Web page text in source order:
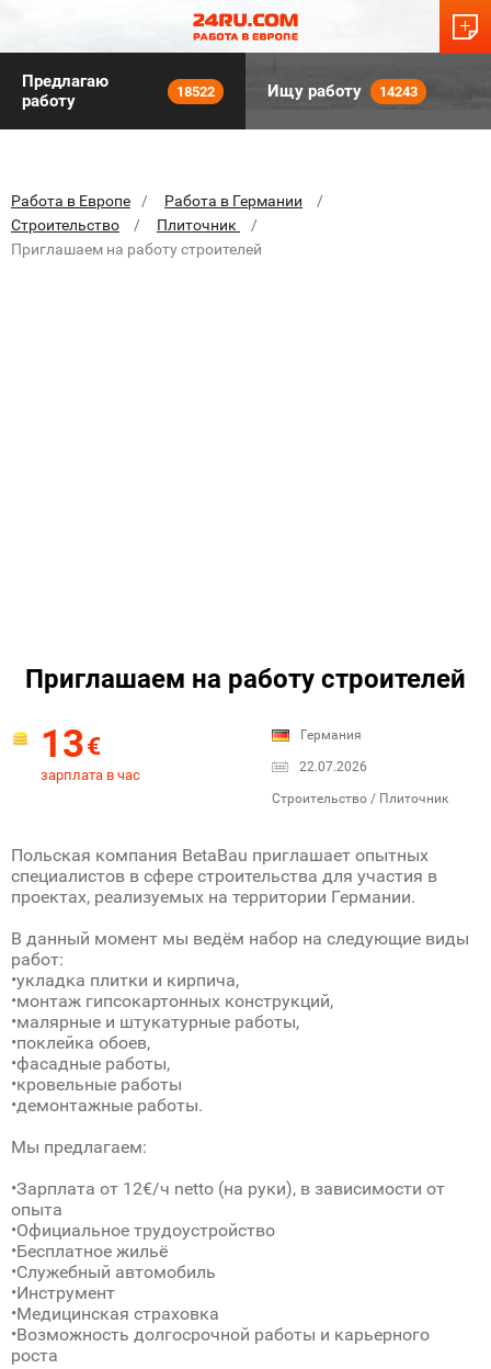
Предлагаю
работу
18522 Ищу работу 14243
Работа в Европе
Работа в Германии
Строительство
Плиточник
Приглашаем на работу строителей
Приглашаем на работу строителей
13€
зарплата в час
Германия
22.07.2026
Строительство / Плиточник
Польская компания BetaBau приглашает опытных
специалистов в сфере строительства для участия в
проектах, реализуемых на территории Германии.
В данный момент мы ведём набор на следующие виды
работ:
•укладка плитки и кирпича,
•монтаж гипсокартонных конструкций,
•малярные и штукатурные работы,
•поклейка обоев,
•фасадные работы,
•кровельные работы
•демонтажные работы.
Мы предлагаем:
•Зарплата от 12€/ч netto (на руки), в зависимости от
опыта
•Официальное трудоустройство
•Бесплатное жильё
•Служебный автомобиль
•Инструмент
•Медицинская страховка
•Возможность долгосрочной работы и карьерного
роста